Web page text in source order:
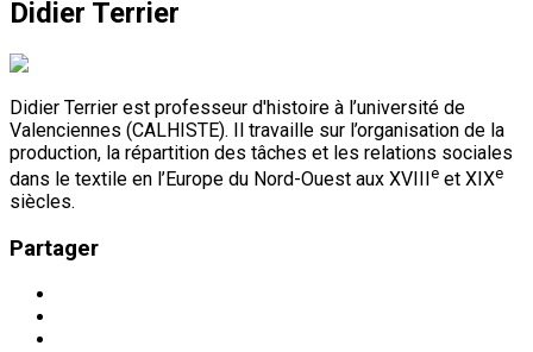
Didier Terrier
Didier Terrier est professeur d'histoire à l’université de
Valenciennes (CALHISTE). Il travaille sur l’organisation de la
production, la répartition des tâches et les relations sociales
dans le textile en l’Europe du Nord-Ouest aux XVIIIe et XIXe
siècles.
Partager